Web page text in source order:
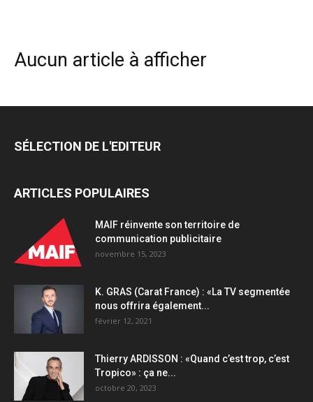
Aucun article à afficher
SÉLECTION DE L'EDITEUR
ARTICLES POPULAIRES
MAIF réinvente son territoire de
communication publicitaire
novembre 15, 2023
K. GRAS (Carat France) : «La TV segmentée
nous offrira également...
février 12, 2021
Thierry ARDISSON : «Quand c’est trop, c’est
Tropico» : ça ne...
octobre 20, 2023